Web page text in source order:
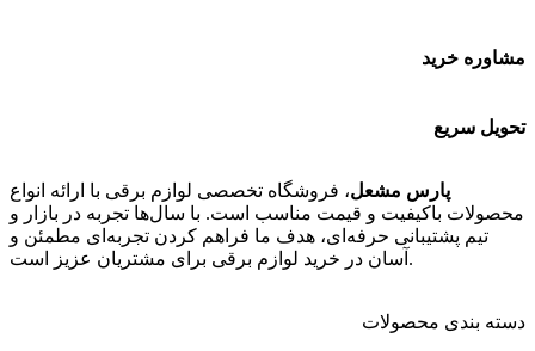
مشاوره خرید
تحویل سریع
پارس مشعل، فروشگاه تخصصی لوازم برقی با ارائه انواع
محصولات باکیفیت و قیمت مناسب است. با سال‌ها تجربه در بازار و
تیم پشتیبانی حرفه‌ای، هدف ما فراهم کردن تجربه‌ای مطمئن و
آسان در خرید لوازم برقی برای مشتریان عزیز است.
دسته بندی محصولات